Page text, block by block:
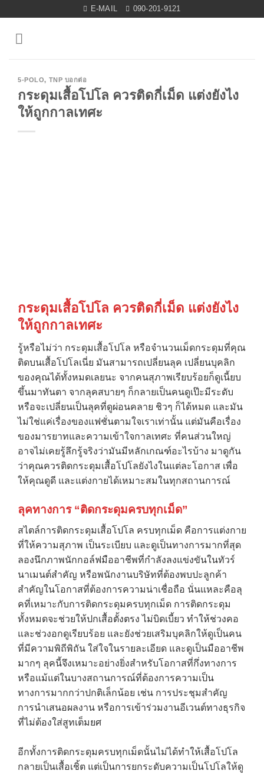
content
E-MAIL 090-201-9121
5-POLO, TNP บอกต่อ
กระดุมเสื้อโปโล ควรติดกี่เม็ด แต่งยังไง
ให้ถูกกาลเทศะ
กระดุมเสื้อโปโล ควรติดกี่เม็ด แต่งยังไง
ให้ถูกกาลเทศะ
รู้หรือไม่ว่า กระดุมเสื้อโปโล หรือจำนวนเม็ดกระดุมที่คุณ
ติดบนเสื้อโปโลเนี่ย มันสามารถเปลี่ยนลุค เปลี่ยนบุคลิก
ของคุณได้ทั้งหมดเลยนะ จากคนสุภาพเรียบร้อยก็ดูเนี้ยบ
ขึ้นมาทันตา จากลุคสบายๆ ก็กลายเป็นคนดูเป๊ะมีระดับ
หรือจะเปลี่ยนเป็นลุคที่ดูผ่อนคลาย ชิวๆ ก็ได้หมด และมัน
ไม่ใช่แค่เรื่องของแฟชั่นตามใจเราเท่านั้น แต่มันคือเรื่อง
ของมารยาทและความเข้าใจกาลเทศะ ที่คนส่วนใหญ่
อาจไม่เคยรู้ลึกรู้จริงว่ามันมีหลักเกณฑ์อะไรบ้าง มาดูกัน
ว่าคุณควรติดกระดุมเสื้อโปโลยังไงในแต่ละโอกาส เพื่อ
ให้คุณดูดี และแต่งกายได้เหมาะสมในทุกสถานการณ์
ลุคทางการ “ติดกระดุมครบทุกเม็ด”
สไตล์การติดกระดุมเสื้อโปโล ครบทุกเม็ด คือการแต่งกาย
ที่ให้ความสุภาพ เป็นระเบียบ และดูเป็นทางการมากที่สุด
ลองนึกภาพนักกอล์ฟมืออาชีพที่กำลังลงแข่งขันในทัวร์
นาเมนต์สำคัญ หรือพนักงานบริษัทที่ต้องพบปะลูกค้า
สำคัญในโอกาสที่ต้องการความน่าเชื่อถือ นั่นแหละคือลุ
คที่เหมาะกับการติดกระดุมครบทุกเม็ด การติดกระดุม
ทั้งหมดจะช่วยให้ปกเสื้อตั้งตรง ไม่บิดเบี้ยว ทำให้ช่วงคอ
และช่วงอกดูเรียบร้อย และยังช่วยเสริมบุคลิกให้ดูเป็นคน
ที่มีความพิถีพิถัน ใส่ใจในรายละเอียด และดูเป็นมืออาชีพ
มากๆ ลุคนี้จึงเหมาะอย่างยิ่งสำหรับโอกาสที่กึ่งทางการ
หรือแม้แต่ในบางสถานการณ์ที่ต้องการความเป็น
ทางการมากกว่าปกติเล็กน้อย เช่น การประชุมสำคัญ
การนำเสนอผลงาน หรือการเข้าร่วมงานอีเวนต์ทางธุรกิจ
ที่ไม่ต้องใส่สูทเต็มยศ
อีกทั้งการติดกระดุมครบทุกเม็ดนั้นไม่ได้ทำให้เสื้อโปโล
กลายเป็นเสื้อเชิ้ต แต่เป็นการยกระดับความเป็นโปโลให้ดู